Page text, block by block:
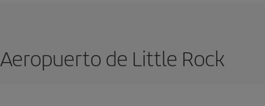
Aeropuerto de Little Rock